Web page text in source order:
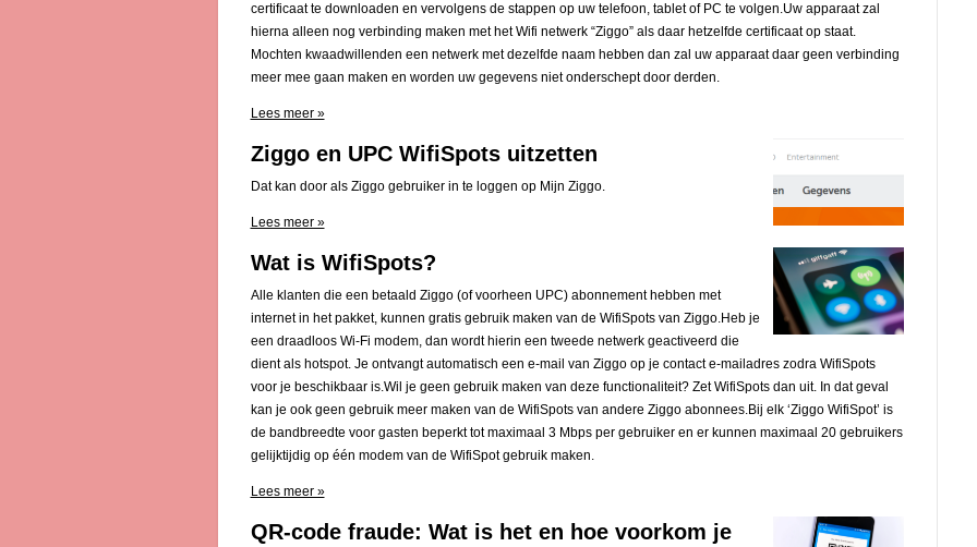
certificaat te downloaden en vervolgens de stappen op uw telefoon, tablet of PC te volgen.Uw apparaat zal
hierna alleen nog verbinding maken met het Wifi netwerk “Ziggo” als daar hetzelfde certificaat op staat.
Mochten kwaadwillenden een netwerk met dezelfde naam hebben dan zal uw apparaat daar geen verbinding
meer mee gaan maken en worden uw gegevens niet onderschept door derden.
Lees meer »
Ziggo en UPC WifiSpots uitzetten
Dat kan door als Ziggo gebruiker in te loggen op Mijn Ziggo.
Lees meer »
Wat is WifiSpots?
Alle klanten die een betaald Ziggo (of voorheen UPC) abonnement hebben met
internet in het pakket, kunnen gratis gebruik maken van de WifiSpots van Ziggo.Heb je
een draadloos Wi-Fi modem, dan wordt hierin een tweede netwerk geactiveerd die
dient als hotspot. Je ontvangt automatisch een e-mail van Ziggo op je contact e-mailadres zodra WifiSpots
voor je beschikbaar is.Wil je geen gebruik maken van deze functionaliteit? Zet WifiSpots dan uit. In dat geval
kan je ook geen gebruik meer maken van de WifiSpots van andere Ziggo abonnees.Bij elk ‘Ziggo WifiSpot’ is
de bandbreedte voor gasten beperkt tot maximaal 3 Mbps per gebruiker en er kunnen maximaal 20 gebruikers
gelijktijdig op één modem van de WifiSpot gebruik maken.
Lees meer »
QR-code fraude: Wat is het en hoe voorkom je